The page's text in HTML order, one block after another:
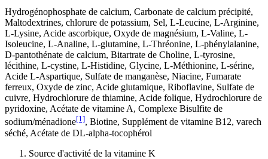
Hydrogénophosphate de calcium, Carbonate de calcium précipité,
Maltodextrines, chlorure de potassium, Sel, L-Leucine, L-Arginine,
L-Lysine, Acide ascorbique, Oxyde de magnésium, L-Valine, L-
Isoleucine, L-Analine, L-glutamine, L-Thréonine, L-phénylalanine,
D-pantothénate de calcium, Bitartrate de Choline, L-tyrosine,
lécithine, L-cystine, L-Histidine, Glycine, L-Méthionine, L-sérine,
Acide L-Aspartique, Sulfate de manganèse, Niacine, Fumarate
ferreux, Oxyde de zinc, Acide glutamique, Riboflavine, Sulfate de
cuivre, Hydrochlorure de thiamine, Acide folique, Hydrochlorure de
pyridoxine, Acétate de vitamine A, Complexe Bisulfite de
sodium/ménadione[1], Biotine, Supplément de vitamine B12, varech
séché, Acétate de DL-alpha-tocophérol
Source d'activité de la vitamine K